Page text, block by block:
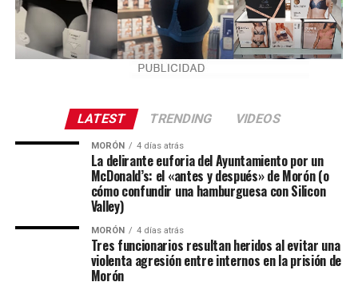
LATEST TRENDING VIDEOS
MORÓN 4 días atrás
La delirante euforia del Ayuntamiento por un
McDonald’s: el «antes y después» de Morón (o
cómo confundir una hamburguesa con Silicon
Valley)
MORÓN 4 días atrás
Tres funcionarios resultan heridos al evitar una
violenta agresión entre internos en la prisión de
Morón